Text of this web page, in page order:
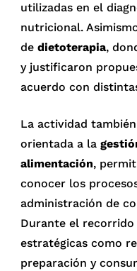
utilizadas en el
nutricional.
dedietoterapia,
y justificaron
acuerdo con
La actividad
orientada a la
alimentación,
conocer los
administración de
Durante el
estratégicas como
preparación y